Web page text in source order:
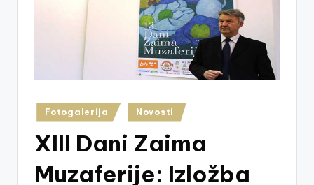
Posted
in
Fotogalerija Novosti
XIII Dani Zaima
Muzaferije: Izložba